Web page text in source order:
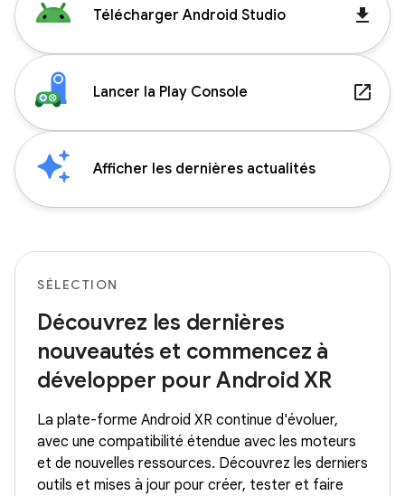
Télécharger Android Studio get_app
Lancer la Play Console launch
Afficher les dernières actualités
SÉLECTION
Découvrez les dernières
nouveautés et commencez à
développer pour Android XR
La plate-forme Android XR continue d'évoluer,
avec une compatibilité étendue avec les moteurs
et de nouvelles ressources. Découvrez les derniers
outils et mises à jour pour créer, tester et faire